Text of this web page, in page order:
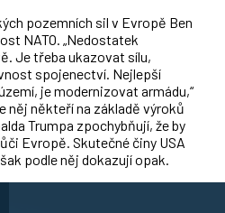
pozemních sil v Evropě Ben
NATO. „Nedostatek
Je třeba ukazovat sílu,
spojenectví. Nejlepší
je modernizovat armádu,“
něj někteří na základě výroků
Trumpa zpochybňují, že by
Evropě. Skutečné činy USA
podle něj dokazují opak.